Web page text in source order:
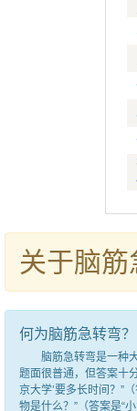
关于脑
何为脑筋急转弯？
脑筋急转弯是一种大
题面很普通，但答案十
京大学’要多长时间？”
物是什么？”（答案是“